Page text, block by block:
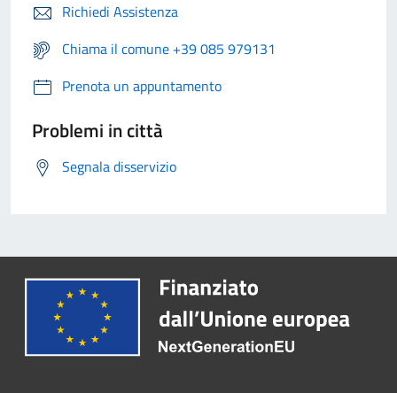
Richiedi Assistenza
Chiama il comune +39 085 979131
Prenota un appuntamento
Problemi in città
Segnala disservizio